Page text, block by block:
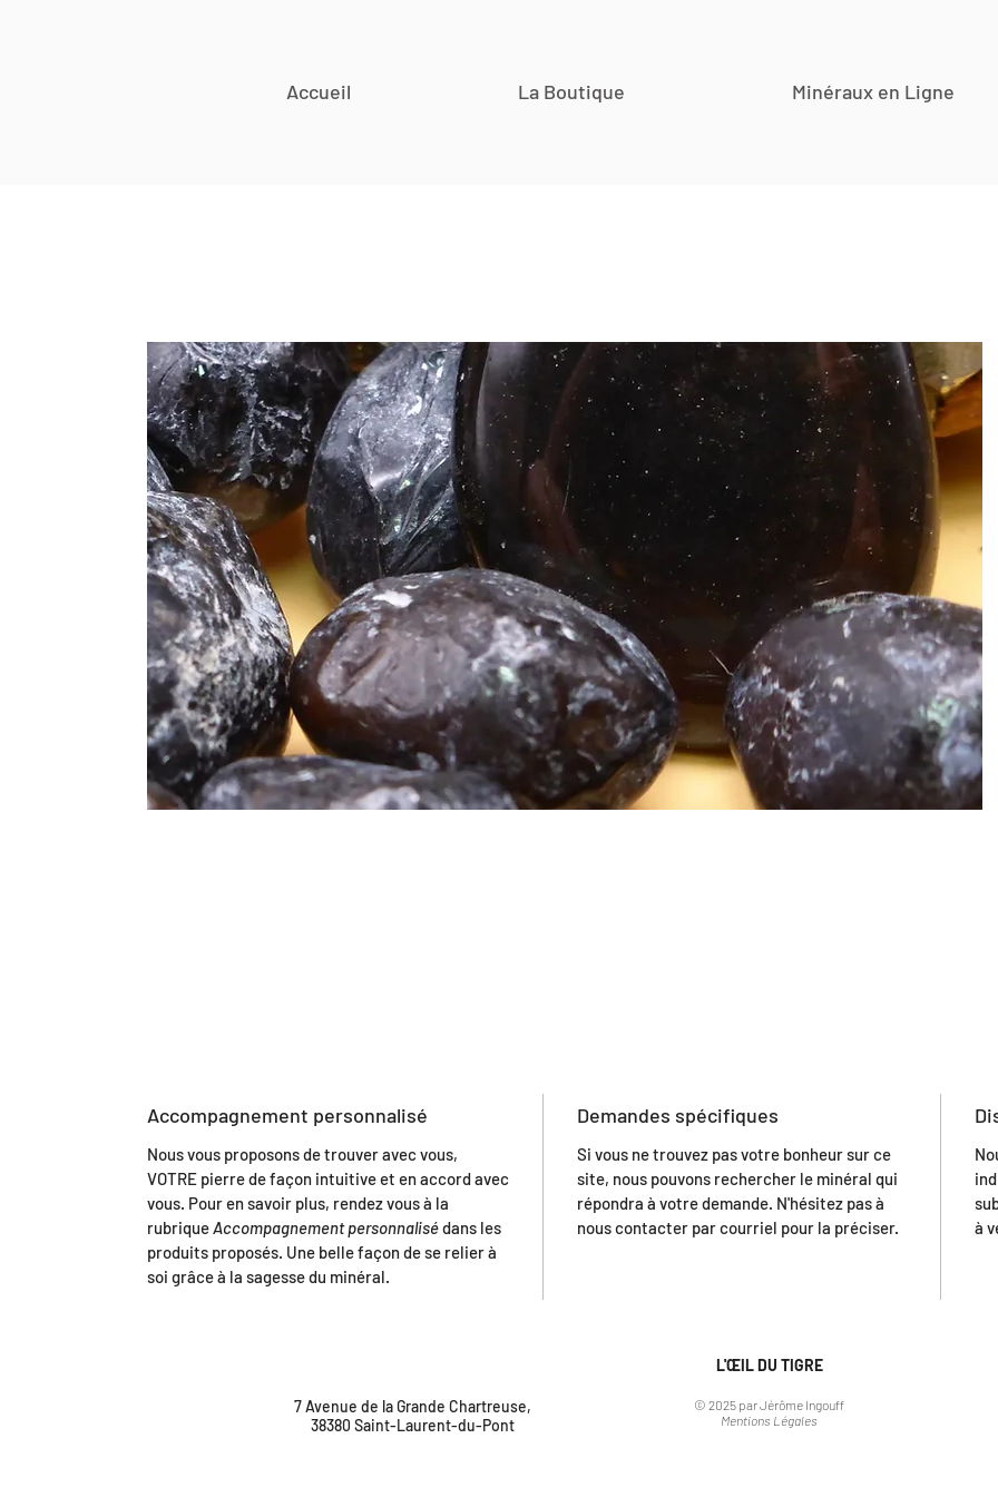
Accueil La Boutique Minéraux en Ligne
Accompagnement personnalisé
Nous vous proposons de trouver avec vous,
VOTRE pierre de façon intuitive et en accord avec
vous. Pour en savoir plus, rendez vous à la
rubriqueAccompagnement personnalisédans les
produits proposés. Une belle façon de se relier à
soi grâce à la sagesse du minéral.
Demandes spécifiques
Si vous ne trouvez pas votre bonheur sur ce
site, nous pouvons rechercher le minéral qui
répondra à votre demande. N'hésitez pas à
nous contacter par courriel pour la préciser.
à
L'ŒIL DU TIGRE
7 Avenue de la Grande Chartreuse,
38380 Saint-Laurent-du-Pont
© 2025 par Jérôme Ingouff
Mentions Légales